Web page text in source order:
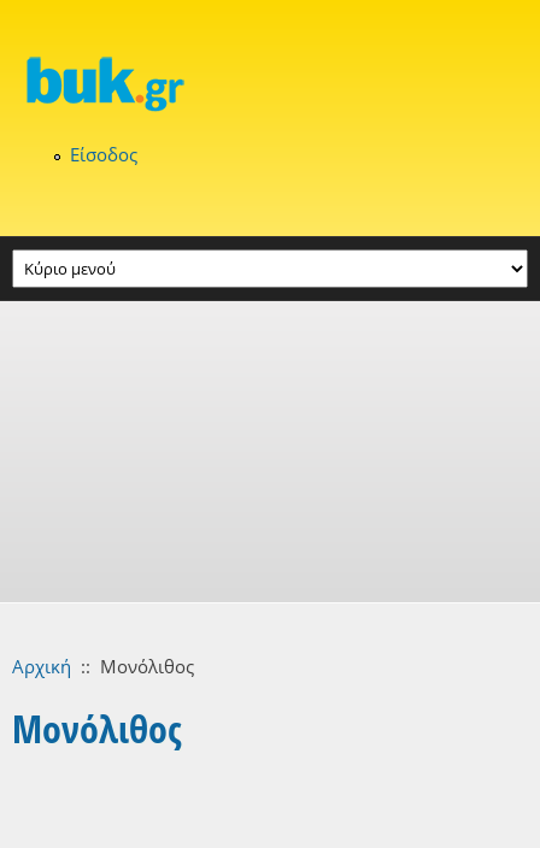
Είσοδος
Αρχική :: Μονόλιθος
Μονόλιθος